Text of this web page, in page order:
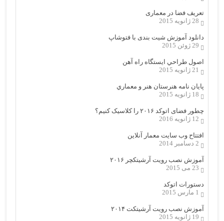
تعریف فضا در معماری
28 ژانویه 2015
دانلود آموزش شیت بندی با فتوشاپ
29 ژوئن 2015
اصول طراحي ایستگاه راه آهن
21 ژانویه 2015
پایان نامه هنرستان هنر و معماري
18 ژانویه 2015
چطور فضای اتوکد ۲۰۱۶ را کلاسیک کنیم؟
12 ژانویه 2016
افتتاح وب سایت معمار آنلاین
2 دسامبر 2014
آموزش نصب رویت آرشیتکچر ۲۰۱۶
23 می 2015
دستورات اتوکد
1 مارس 2015
آموزش نصب رویت آرشیتکت ۲۰۱۴
19 ژانویه 2015